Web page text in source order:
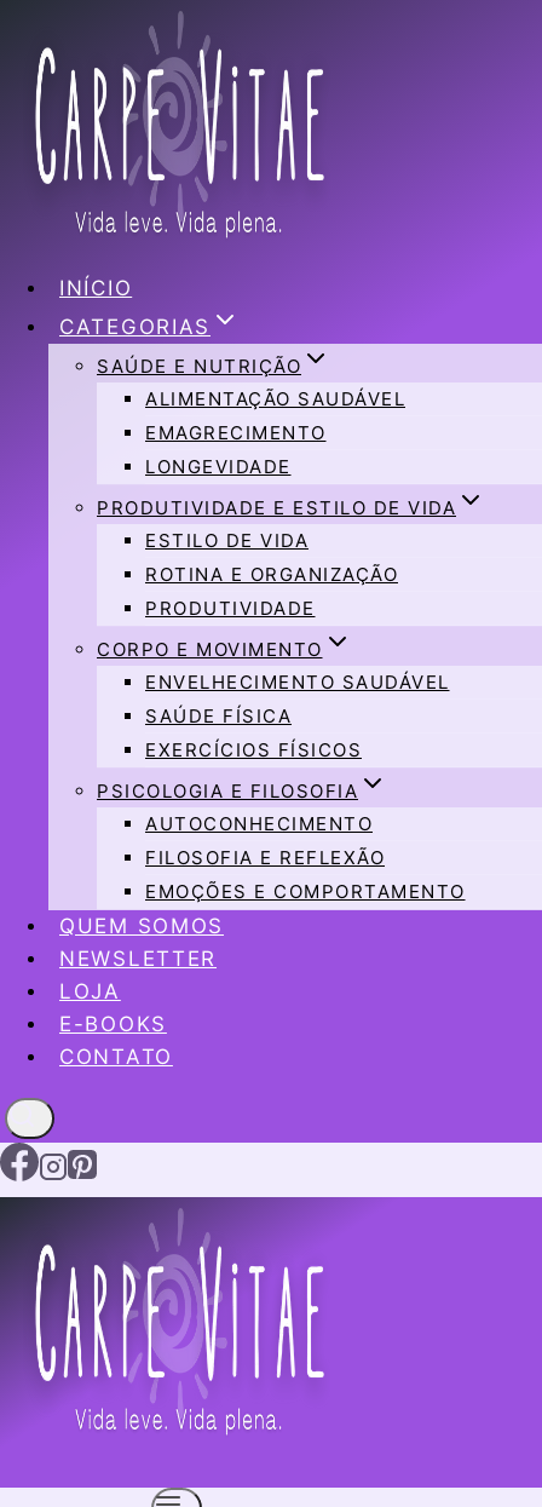
Conteúdo
INÍCIO
CATEGORIAS
SAÚDE E NUTRIÇÃO
ALIMENTAÇÃO SAUDÁVEL
EMAGRECIMENTO
LONGEVIDADE
PRODUTIVIDADE E ESTILO DE VIDA
ESTILO DE VIDA
ROTINA E ORGANIZAÇÃO
PRODUTIVIDADE
CORPO E MOVIMENTO
ENVELHECIMENTO SAUDÁVEL
SAÚDE FÍSICA
EXERCÍCIOS FÍSICOS
PSICOLOGIA E FILOSOFIA
AUTOCONHECIMENTO
FILOSOFIA E REFLEXÃO
EMOÇÕES E COMPORTAMENTO
QUEM SOMOS
NEWSLETTER
LOJA
E-BOOKS
CONTATO